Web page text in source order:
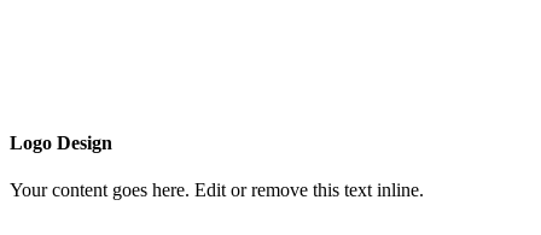
Logo Design
Your content goes here. Edit or remove this text inline.